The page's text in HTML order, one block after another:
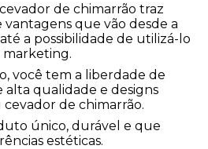
de chimarrão traz
vantagens que vão desde a
a possibilidade de utilizá-lo
você tem a liberdade de
alta qualidade e designs
cevador de chimarrão.
único, durável e que
estéticas.